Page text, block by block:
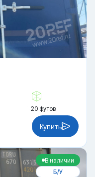
20 футов
Купить
В наличии
Б/У